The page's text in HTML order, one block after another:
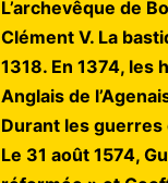
L’archevêque de
Clément V. La
1318. En 1374, les
Anglais de
Durant les
Le 31 août 1574,